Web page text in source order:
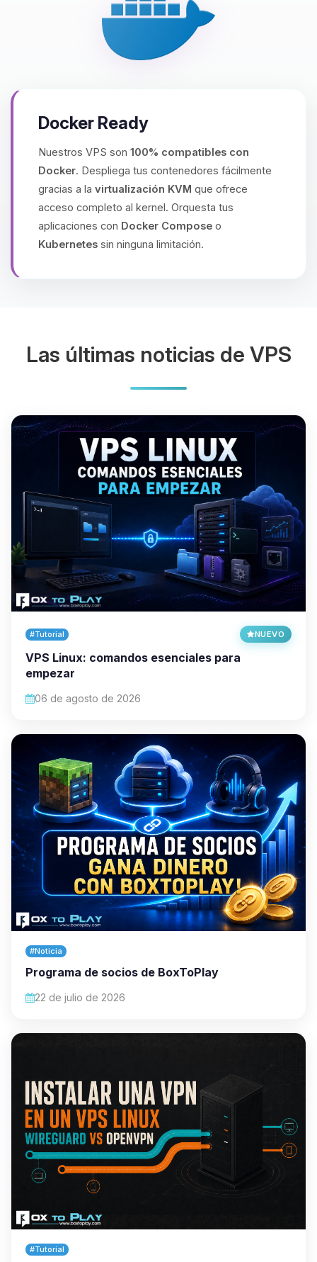
Docker Ready
Nuestros VPS son 100% compatibles con
Docker. Despliega tus contenedores fácilmente
gracias a la virtualización KVM que ofrece
acceso completo al kernel. Orquesta tus
aplicaciones con Docker Compose o
Kubernetes sin ninguna limitación.
Las últimas noticias de VPS
#Tutorial NUEVO
VPS Linux: comandos esenciales para
empezar
06 de agosto de 2026
#Noticia
Programa de socios de BoxToPlay
22 de julio de 2026
#Tutorial